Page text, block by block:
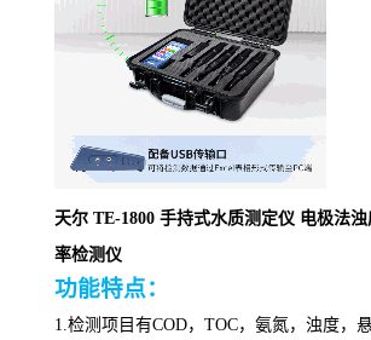
天尔 TE-1800 手持式水质测定仪 电极法
率检测仪
功能特点：
1. 检测项目有COD，TOC，氨氮，浊度，